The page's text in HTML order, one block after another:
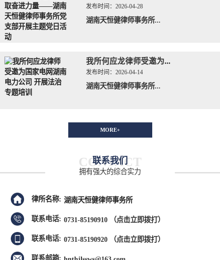
发布时间： 2026-04-28
湖南天恒健律师事务所...
我所何应龙律师受邀为...
发布时间： 2026-04-14
湖南天恒健律师事务所...
MORE+
CONTACT
联系我们
拥有强大的综合实力
律所名称: 湖南天恒健律师事务所
联系电话: 0731-85190910 （点击立即拨打）
联系电话: 0731-85190920 （点击立即拨打）
联系邮箱: